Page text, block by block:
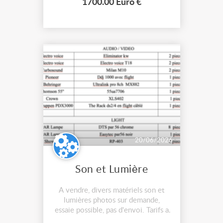
...
1700.00 Euro €
20/06/2026
Son et Lumière
A vendre, divers matériels son et
lumières photos sur demande,
essaie possible, pas d'envoi. Tarifs a